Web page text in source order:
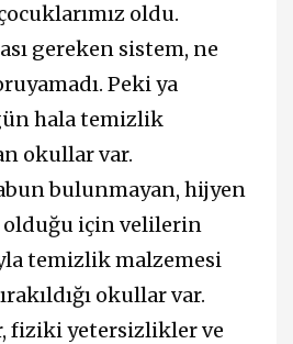
oldu.
gereken sistem, ne
Peki ya
hala temizlik
okullar var.
bulunmayan, hijyen
olduğu için velilerin
temizlik malzemesi
okullar var.
fiziki yetersizlikler ve